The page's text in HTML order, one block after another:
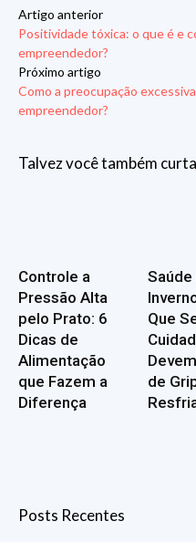
Artigo anterior
Positividade tóxica: o que é e
empreendedor?
Próximo artigo
Como a preocupação
empreendedor?
Talvez você também
Controle a
Pressão Alta
pelo Prato: 6
Dicas de
Alimentação
que Fazem a
Diferença
Saúde
Que
de
Posts Recentes